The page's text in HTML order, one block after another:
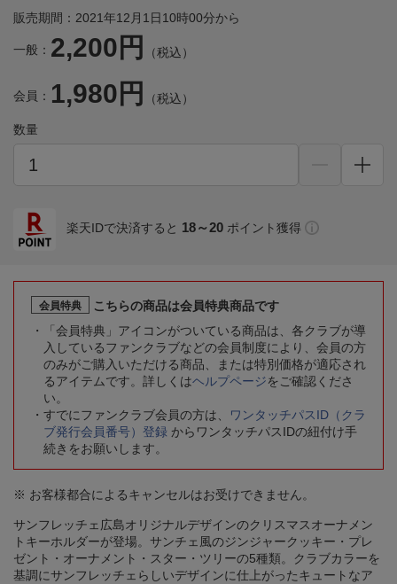
販売期間：2021年12月1日10時00分から
一般： 2,200円 （税込）
会員： 1,980円 （税込）
数量
楽天IDで決済すると 18～20 ポイント獲得
会員特典
こちらの商品は会員特典商品です
「会員特典」アイコンがついている商品は、各クラブが導
入しているファンクラブなどの会員制度により、会員の方
のみがご購入いただける商品、または特別価格が適応され
るアイテムです。詳しくはヘルプページをご確認くださ
い。
すでにファンクラブ会員の方は、
ワンタッチパスID（クラ
ブ発行会員番号）登録 からワンタッチパスIDの紐付け手
続きをお願いします。
※ お客様都合によるキャンセルはお受けできません。
サンフレッチェ広島オリジナルデザインのクリスマスオーナメン
トキーホルダーが登場。サンチェ風のジンジャークッキー・プレ
ゼント・オーナメント・スター・ツリーの5種類。クラブカラーを
基調にサンフレッチェらしいデザインに仕上がったキュートなア